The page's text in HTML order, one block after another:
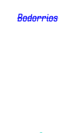
Bodorrios